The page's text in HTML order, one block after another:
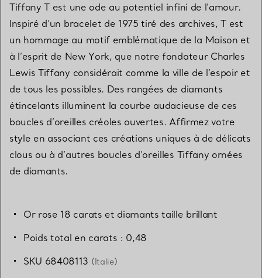
Tiffany T est une ode au potentiel infini de l’amour.
Inspiré d’un bracelet de 1975 tiré des archives, T est
un hommage au motif emblématique de la Maison et
à l’esprit de New York, que notre fondateur Charles
Lewis Tiffany considérait comme la ville de l’espoir et
de tous les possibles. Des rangées de diamants
étincelants illuminent la courbe audacieuse de ces
boucles d’oreilles créoles ouvertes. Affirmez votre
style en associant ces créations uniques à de délicats
clous ou à d’autres boucles d’oreilles Tiffany ornées
de diamants.
Or rose 18 carats et diamants taille brillant
Poids total en carats : 0,48
SKU 68408113 (Italie)